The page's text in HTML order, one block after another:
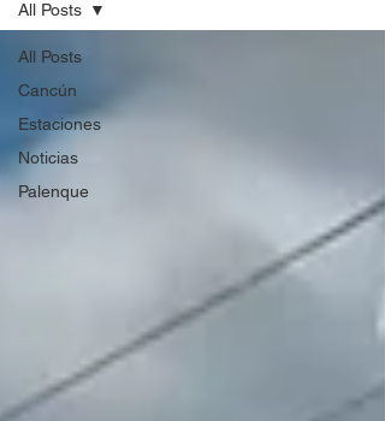
All Posts
Cancún
Estaciones
Noticias
Palenque
All Posts